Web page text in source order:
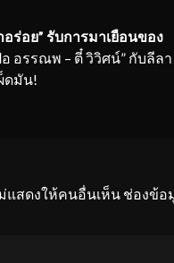
อร่อย” รับการมาเยือนของ
อ อรรณพ – ตี๋ วิวิศน์” กับลีลา
ดมัน!
แสดงให้คนอื่นเห็น ช่องข้อ